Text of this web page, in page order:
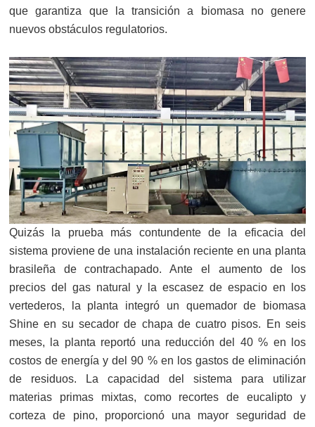
que garantiza que la transición a biomasa no genere
nuevos obstáculos regulatorios.
Quizás la prueba más contundente de la eficacia del
sistema proviene de una instalación reciente en una planta
brasileña de contrachapado. Ante el aumento de los
precios del gas natural y la escasez de espacio en los
vertederos, la planta integró un quemador de biomasa
Shine en su secador de chapa de cuatro pisos. En seis
meses, la planta reportó una reducción del 40 % en los
costos de energía y del 90 % en los gastos de eliminación
de residuos. La capacidad del sistema para utilizar
materias primas mixtas, como recortes de eucalipto y
corteza de pino, proporcionó una mayor seguridad de